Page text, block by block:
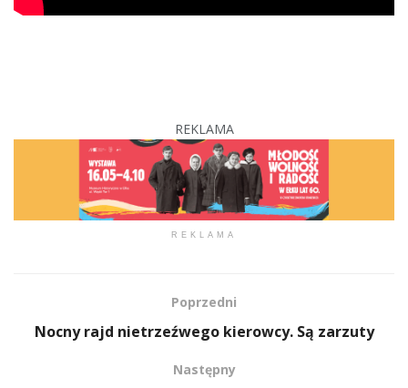
REKLAMA
REKLAMA
Poprzedni
Nocny rajd nietrzeźwego kierowcy. Są zarzuty
Następny